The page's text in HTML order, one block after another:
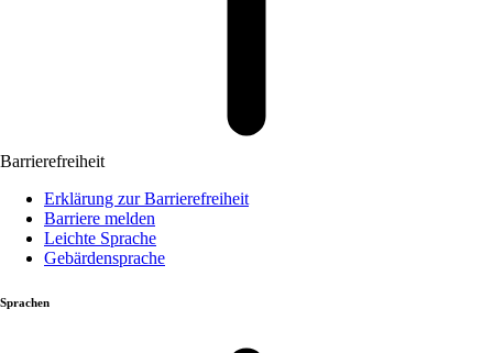
Barrierefreiheit
Erklärung zur Barrierefreiheit
Barriere melden
Leichte Sprache
Gebärdensprache
Sprachen